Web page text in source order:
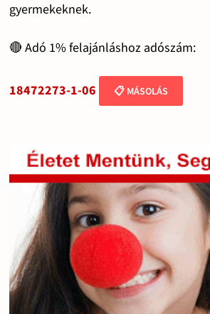
gyermekeknek.
🔴 Adó 1% felajánláshoz adószám:
18472273-1-06 📋 MÁSOLÁS